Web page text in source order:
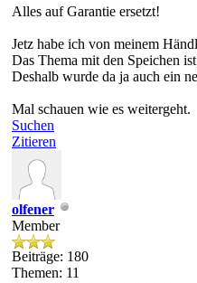
Alles auf Garantie ersetzt!
Jetz habe ich von meinem
Das Thema mit den Speichen
Deshalb wurde da ja auch ein
Mal schauen wie es weitergeht.
Suchen
Zitieren
olfener
Member
Beiträge: 180
Themen: 11